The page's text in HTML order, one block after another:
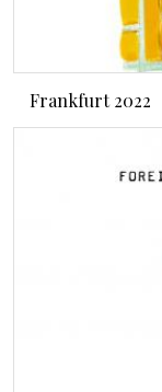
Frankfurt 2022